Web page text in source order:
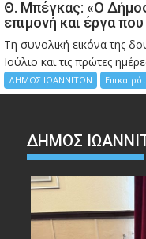
Θ. Μπέγκας: «Ο
επιμονή και έργα
Τη συνολική εικόνα της
Ιούλιο και τις πρώτες
ΔΗΜΟΣ ΙΩΑΝΝΙΤΩΝ
ΔΗΜΟΣ